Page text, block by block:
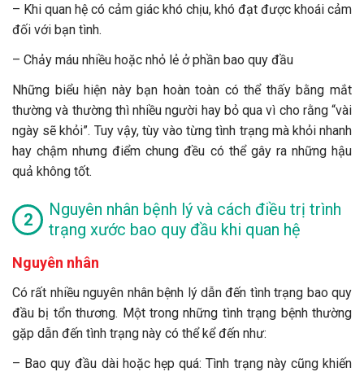
– Khi quan hệ có cảm giác khó chịu, khó đạt được khoái cảm
đối với bạn tình.
– Chảy máu nhiều hoặc nhỏ lẻ ở phần bao quy đầu
Những biểu hiện này bạn hoàn toàn có thể thấy bằng mắt
thường và thường thì nhiều người hay bỏ qua vì cho rằng “vài
ngày sẽ khỏi”. Tuy vậy, tùy vào từng tình trạng mà khỏi nhanh
hay chậm nhưng điểm chung đều có thể gây ra những hậu
quả không tốt.
Nguyên nhân bệnh lý và cách điều trị trình
trạng xước bao quy đầu khi quan hệ
Nguyên nhân
Có rất nhiều nguyên nhân bệnh lý dẫn đến tình trạng bao quy
đầu bị tổn thương. Một trong những tình trạng bệnh thường
gặp dẫn đến tình trạng này có thể kể đến như:
– Bao quy đầu dài hoặc hẹp quá: Tình trạng này cũng khiến